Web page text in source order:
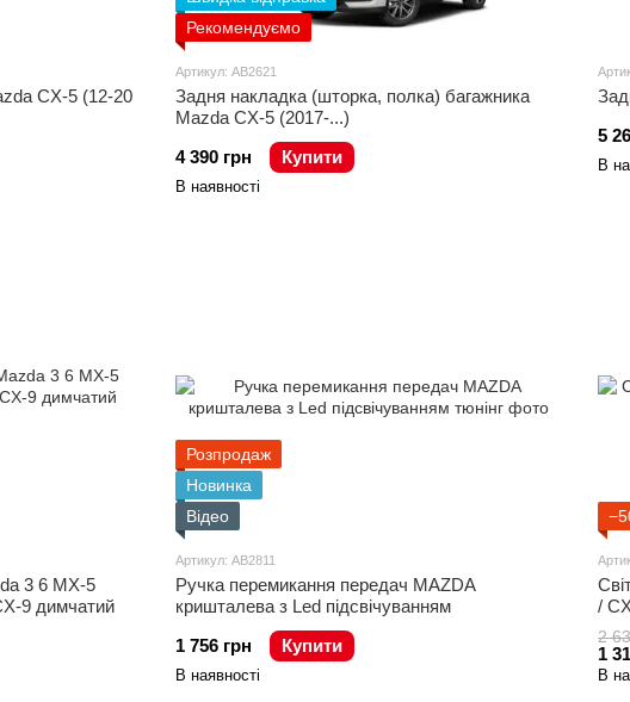
CX-5 (12-20
Рекомендуємо
Артикул: AB2621
Задня накладка (шторка, полка) багажника
Mazda CX-5 (2017-...)
4 390 грн
Купити
В наявності
5
В
3 6 MX-5
9 димчатий
Розпродаж
Новинка
Відео
Артикул: AB2811
Ручка перемикання передач MAZDA
кришталева з Led підсвічуванням
1 756 грн
Купити
В наявності
/
2
1
В